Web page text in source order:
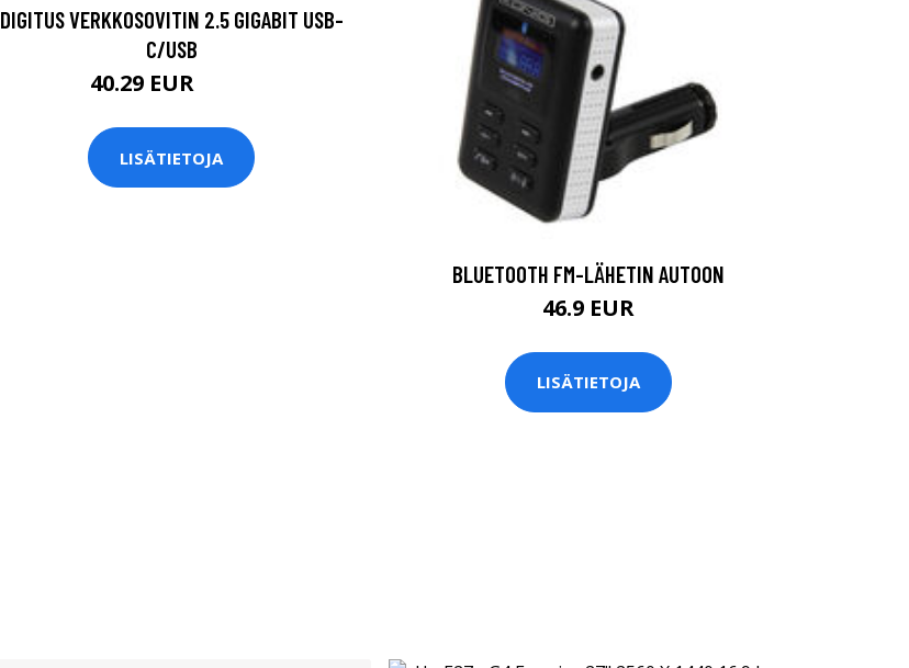
DIGITUS VERKKOSOVITIN 2.5 GIGABIT USB-
C/USB
40.29 EUR
LISÄTIETOJA
BLUETOOTH FM-LÄHETIN AUTOON
46.9 EUR
LISÄTIETOJA